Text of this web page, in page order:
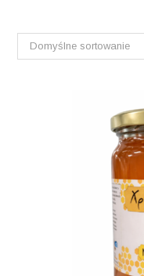
Domyślne sortowanie